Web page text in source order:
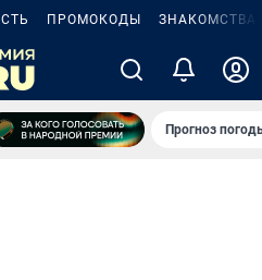
ПРОМОКОДЫ ЗНАКОМСТВА
Прогноз